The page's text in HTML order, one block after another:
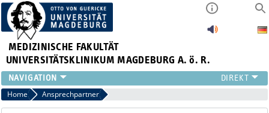
MEDIZINISCHE FAKULTÄT
UNIVERSITÄTSKLINIKUM MAGDEBURG A. ö. R.
INSTITUTE
KLINIKEN
Home Ansprechpartner